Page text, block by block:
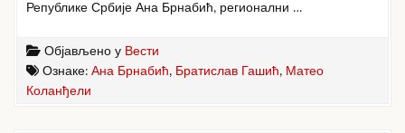
Републике Србије Ана Брнабић, регионални …
Објављено у Вести
Ознаке: Ана Брнабић, Братислав Гашић, Матео
Коланђели